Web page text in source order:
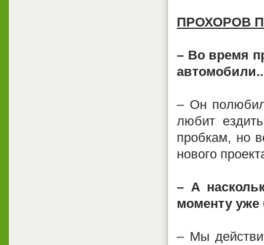
ПРОХОРОВ
– Во время
– Он
любит
пробкам, но
нового
– А
моменту
– Мы